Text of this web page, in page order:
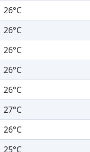
26°C
26°C
26°C
26°C
26°C
27°C
26°C
25°C